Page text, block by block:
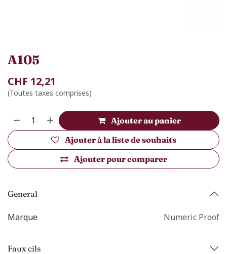
A105
CHF 12,21
(Toutes taxes comprises)
Ajouter au panier
Ajouter pour comparer
Ajouter à la liste de souhaits
General
Marque Numeric Proof
Faux cils